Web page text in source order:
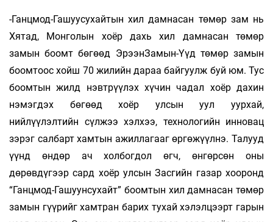
-Ганцмод-Гашуусухайтын хил дамнасан төмөр зам нь
Хятад, Монголын хоёр дахь хил дамнасан төмөр
замын боомт бөгөөд ЭрээнЗамын-Үүд төмөр замын
боомтоос хойш 70 жилийн дараа байгуулж буй юм. Тус
боомтын жилд нэвтрүүлэх хүчин чадал хоёр дахин
нэмэгдэх бөгөөд хоёр улсын уул уурхай,
нийлүүлэлтийн сүлжээ хэлхээ, технологийн инновац
зэрэг салбарт хамтын ажиллагааг өргөжүүлнэ. Талууд
үүнд өндөр ач холбогдол өгч, өнгөрсөн оны
дөрөвдүгээр сард хоёр улсын Засгийн газар хооронд
“Ганцмод-Гашуунсухайт” боомтын хил дамнасан төмөр
замын гүүрийг хамтран барих тухай хэлэлцээрт гарын